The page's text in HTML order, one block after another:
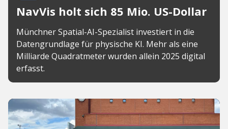
NavVis holt sich 85 Mio. US-Dollar
Münchner Spatial-AI-Spezialist investiert in die
Datengrundlage für physische KI. Mehr als eine
Milliarde Quadratmeter wurden allein 2025 digital
erfasst.